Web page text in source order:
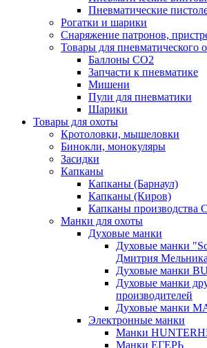
Пневматические
Рогатки и шарики
Снаряжение патронов,
Товары для пневматического
Баллоны СО2
Запчасти к пневматике
Мишени
Пули для пневматики
Шарики
Товары для охоты
Кротоловки, мышеловки
Бинокли, монокуляры
Засидки
Капканы
Капканы (Барнаул)
Капканы (Киров)
Капканы производства
Манки для охоты
Духовые манки
Духовые манки
Дмитрия
Духовые манки
Духовые манки
производителей
Духовые манки
Электронные манки
Манки
Манки ЕГЕРЬ